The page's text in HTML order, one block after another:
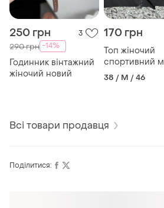
250 грн 3
290 грн -14%
Годинник вінтажний
жіночий новий
170 грн
Топ жіночий
спортивний м
38 / M / 46
Всі товари продавця
Поділитися: